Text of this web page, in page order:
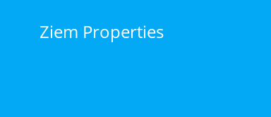
springenZiem Properties